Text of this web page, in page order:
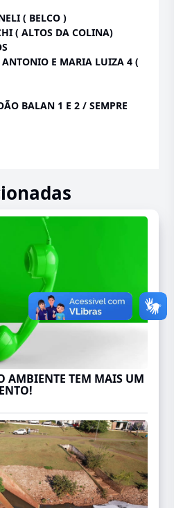
( BELCO )
( ALTOS DA COLINA)
ANTONIO E MARIA LUIZA 4 (
BALAN 1 E 2 / SEMPRE
AMBIENTE TEM MAIS UM